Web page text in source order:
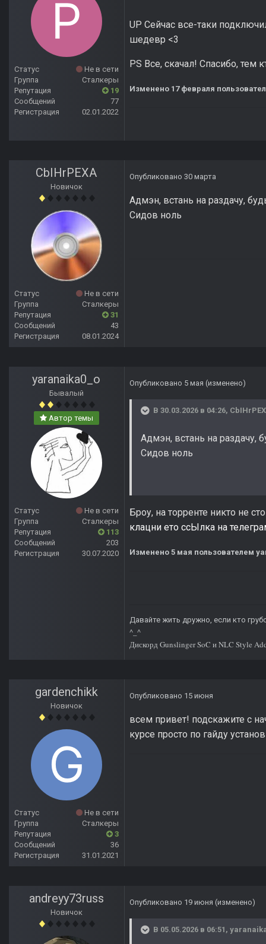
Статус
Не в сети
Группа
Сталкеры
Репутация
19
Сообщений
77
Регистрация
02.01.2022
UP Сейчас все-таки
шедевр <3
PS Все, скачал! Спасибо, тем
Изменено 17 февраля
CbIHrPEXA
Новичок
Статус
Не в сети
Группа
Сталкеры
Репутация
31
Сообщений
43
Регистрация
08.01.2024
Опубликовано 30 марта
Адмэн, встань на раздачу,
Сидов ноль
yaranaika0_o
Бывалый
Автор темы
Статус
Не в сети
Группа
Сталкеры
Репутация
113
Сообщений
203
Регистрация
30.07.2020
Опубликовано 5 мая (изменено)
В 30.03.2026 в 04:26,
Адмэн, встань на раздачу,
Сидов ноль
Броу, на торренте никто не
клацни ето ссЫлка на
Изменено 5 мая пользователем
Давайте жить дружно, если кто
^_^
Дискорд Gunslinger SoC и NLC Style
gardenchikk
Новичок
Статус
Не в сети
Группа
Сталкеры
Репутация
3
Сообщений
36
Регистрация
31.01.2021
Опубликовано 15 июня
всем привет! подскажите с
курсе просто по гайду
andreyy73russ
Новичок
Опубликовано 19 июня (изменено)
В 05.05.2026 в 06:51,